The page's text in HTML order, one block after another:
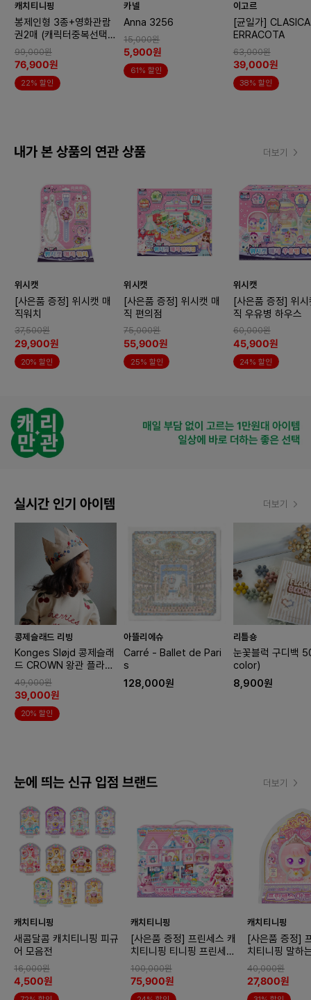
캐치티니핑
봉제인형 3종+영화관람
권2매 (캐릭터중복선택불
가)
99,000원
76,900원
22% 할인
카넬
Anna 3256
15,000원
5,900원
61% 할인
이고르
[균일가]
ERRACOTA
63,000원
39,000원
38% 할인
내가 본 상품의 연관 상품 더보기
위시캣
[사은품 증정] 위시캣 매
직워치
37,500원
29,900원
20% 할인
위시캣
[사은품 증정] 위시캣 매
직 편의점
75,000원
55,900원
25% 할인
위시캣
[사은품 증정] 위시
직 우유병 하우스
60,000원
45,900원
24% 할인
실시간 인기 아이템 더보기
콩제슬래드 리빙
Konges Sløjd 콩제슬래
드 CROWN 왕관 플라워
디노
49,000원
39,000원
20% 할인
아뜰리에슈
Carré - Ballet de Pari
s
128,000원
리틀숑
눈꽃블럭 구디백
color)
8,900원
눈에 띄는 신규 입점 브랜드 더보기
캐치티니핑
새콤달콤 캐치티니핑 피규
어 모음전
16,000원
4,500원
캐치티니핑
[사은품 증정] 프린세스 캐
치티니핑 티니핑 프린세스
하우스
100,000원
75,900원
캐치티니핑
[사은품 증정]
치티니핑 말하
아름핑
40,000원
27,800원